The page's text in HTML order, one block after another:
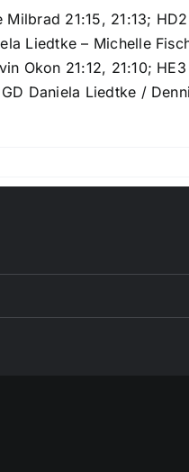
21:15, 21:13;
Liedtke – Michelle
Okon 21:12, 21:10;
Daniela Liedtke /